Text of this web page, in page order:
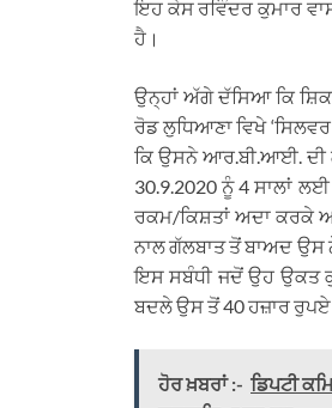
ਇਹ ਕੇਸ ਰਵਿੰਦਰ ਕੁਮਾਰ
ਹੈ।
ਉਨ੍ਹਾਂ ਅੱਗੇ ਦੱਸਿਆ ਕਿ
ਰੋਡ ਲੁਧਿਆਣਾ ਵਿਖੇ
ਕਿ ਉਸਨੇ ਆਰ.ਬੀ.ਆਈ. ਦੀ
30.9.2020 ਨੂੰ 4 ਸਾਲਾਂ
ਰਕਮ/ਕਿਸ਼ਤਾਂ ਅਦਾ ਕਰਕੇ
ਨਾਲ ਗੱਲਬਾਤ ਤੋਂ ਬਾਅਦ ਉਸ
ਇਸ ਸਬੰਧੀ ਜਦੋਂ ਉਹ ਉਕਤ
ਬਦਲੇ ਉਸ ਤੋਂ 40 ਹਜ਼ਾਰ ਰੁਪਏ
ਹੋਰ ਖ਼ਬਰਾਂ :- ਡਿਪਟੀ